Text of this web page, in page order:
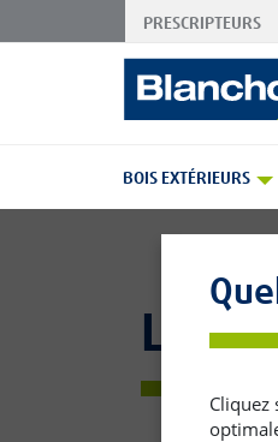
PRESCRIPTEURS
BOIS EXTÉRIEURS
Quel